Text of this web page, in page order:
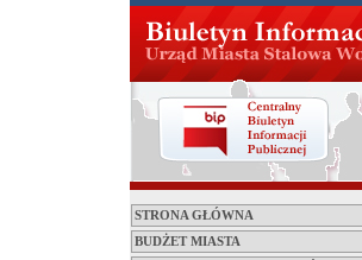
STRONA GŁÓWNA
BUDŻET MIASTA